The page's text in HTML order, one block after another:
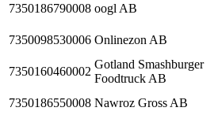
7350186790008 oogl AB
7350098530006 Onlinezon AB
7350160460002
Gotland Smashburger
Foodtruck AB
7350186550008 Nawroz Gross AB